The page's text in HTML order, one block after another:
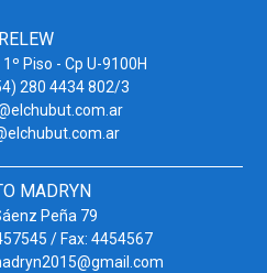
Piso - Cp U-9100H
280 4434 802/3
MADRYN
Peña 79
/ Fax: 4454567